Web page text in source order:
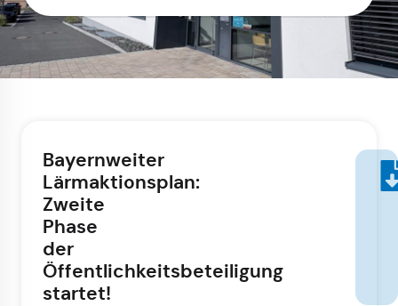
Bayernweiter
Lärmaktionsplan:
Zweite
Phase
der
Öffentlichkeitsbeteiligung
startet!